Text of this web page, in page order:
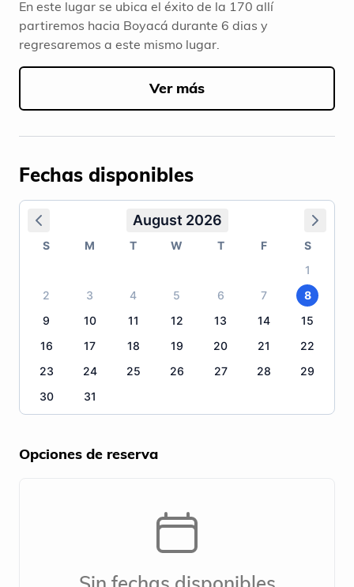
En este lugar se ubica el éxito de la 170 allí
partiremos hacia Boyacá durante 6 dias y
regresaremos a este mismo lugar.
Ver más
Fechas disponibles
August 2026
S M T W T F
S
1
2
3 4 5 6 7
8
9
10 11 12 13 14
15
16
17 18 19 20 21
22
23
24 25 26 27 28
29
30
31
Opciones de reserva